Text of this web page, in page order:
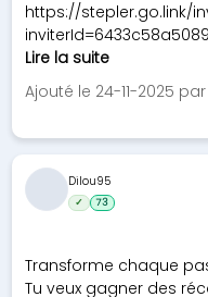
https://stepler.go.link/
Lire la suite
Ajouté le 24-11-2025
Transforme chaque
Tu veux gagner des
Dilou95
✓ 73